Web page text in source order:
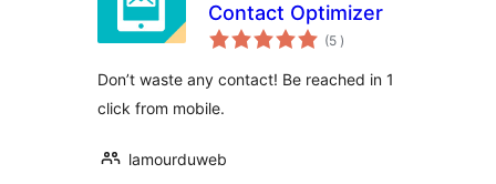
Contact Optimizer
(5 classificações
)
Don’t waste any contact! Be reached in 1
click from mobile.
lamourduweb